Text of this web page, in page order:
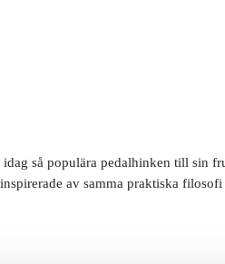
så populära pedalhinken till sin
av samma praktiska